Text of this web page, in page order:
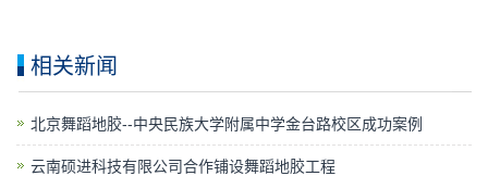
相关新闻
​北京舞蹈地胶--中央民族大学附属中学金台路校区成功案例
云南硕进科技有限公司合作铺设舞蹈地胶工程